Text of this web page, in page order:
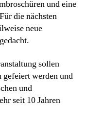
und eine
die nächsten
neue
sollen
gefeiert werden und
und
seit 10 Jahren